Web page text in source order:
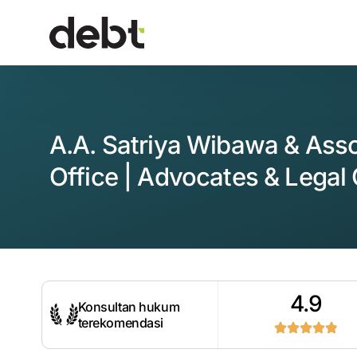
A.A. Satriya Wibawa &
Office | Advocates & Legal
Konsultan hukum
terekomendasi
4.9